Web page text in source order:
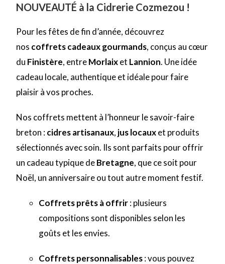
NOUVEAUTÉ à la Cidrerie Cozmezou !
Pour les fêtes de fin d’année, découvrez
nos coffrets cadeaux gourmands, conçus au cœur
du Finistère, entreMorlaixet Lannion. Une idée
cadeau locale, authentique et idéale pour faire
plaisir à vos proches.
Nos coffrets mettent à l’honneur le savoir-faire
breton :cidres artisanaux, jus locauxet produits
sélectionnés avec soin. Ils sont parfaits pour offrir
un cadeau typique deBretagne, que ce soit pour
Noël, un anniversaire ou tout autre moment festif.
Coffrets prêts à offrir: plusieurs
compositions sont disponibles selon les
goûts et les envies.
Coffrets personnalisables: vous pouvez